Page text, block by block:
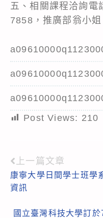
五、相關課程洽詢
7858，推廣部翁小姐
Post Views: 210
Read
more
上一篇文章
康寧大學日間學士班學
資訊
國立臺灣科技大學訂